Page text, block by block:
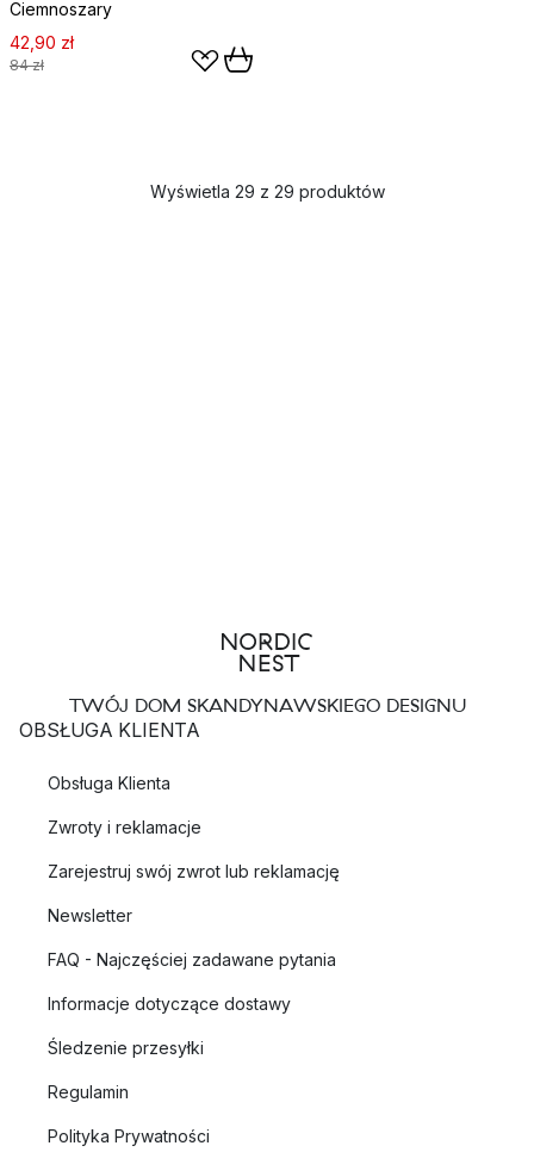
Ciemnoszary
42,90 zł
84 zł
Wyświetla 29 z 29 produktów
TWÓJ DOM SKANDYNAWSKIEGO DESIGNU
OBSŁUGA KLIENTA
Obsługa Klienta
Zwroty i reklamacje
Zarejestruj swój zwrot lub reklamację
Newsletter
FAQ - Najczęściej zadawane pytania
Informacje dotyczące dostawy
Śledzenie przesyłki
Regulamin
Polityka Prywatności